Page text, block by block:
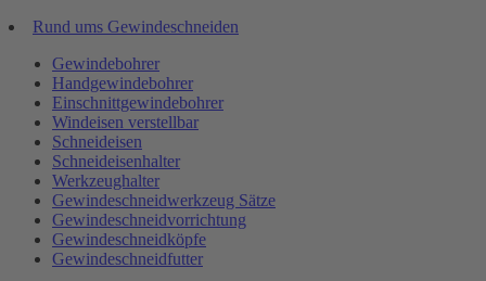
Rund ums Gewindeschneiden
Gewindebohrer
Handgewindebohrer
Einschnittgewindebohrer
Windeisen verstellbar
Schneideisen
Schneideisenhalter
Werkzeughalter
Gewindeschneidwerkzeug Sätze
Gewindeschneidvorrichtung
Gewindeschneidköpfe
Gewindeschneidfutter